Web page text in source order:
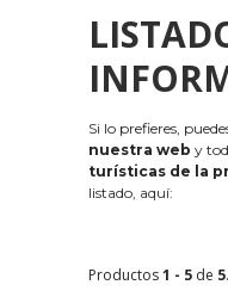
Si lo prefieres,
nuestra web y
turísticas de la
listado, aquí:
Productos1 - 5 de 5